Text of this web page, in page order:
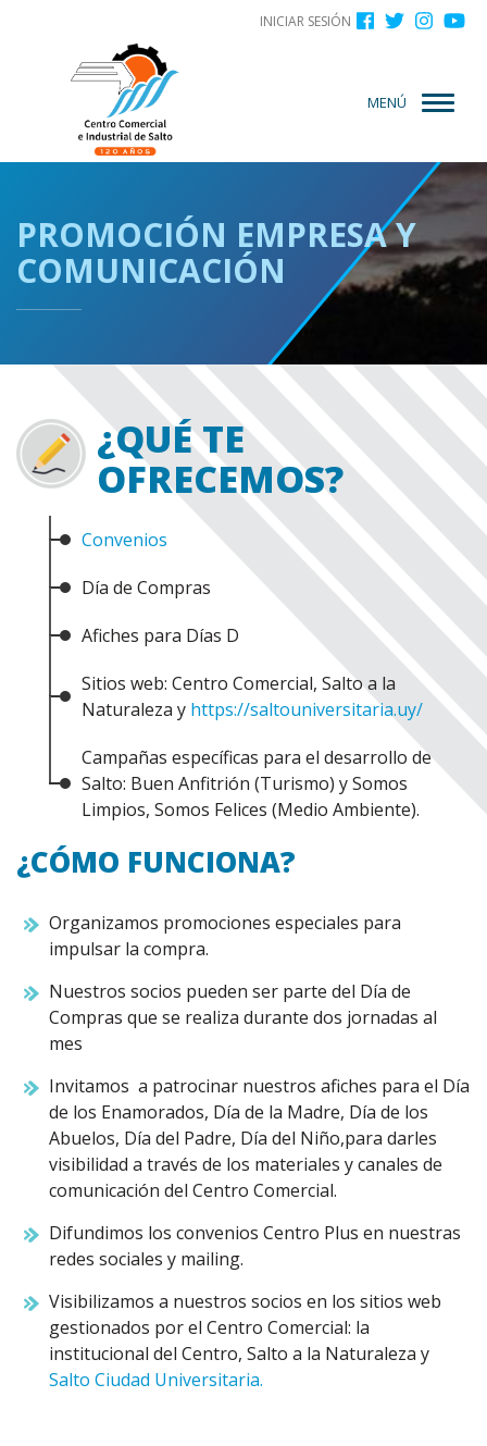
contenido
Menú
cuenta
usuario
INICIAR SESIÓN
MENÚ
PROMOCIÓN EMPRESA Y
COMUNICACIÓN
¿QUÉ TE
OFRECEMOS?
Convenios
Día de Compras
Afiches para Días D
Sitios web: Centro Comercial, Salto a la
Naturaleza y https://saltouniversitaria.uy/
Campañas específicas para el desarrollo de
Salto: Buen Anfitrión (Turismo) y Somos
Limpios, Somos Felices (Medio Ambiente).
¿CÓMO FUNCIONA?
Organizamos promociones especiales para
impulsar la compra.
Nuestros socios pueden ser parte del Día de
Compras que se realiza durante dos jornadas al
mes
Invitamos a patrocinar nuestros afiches para el Día
de los Enamorados, Día de la Madre, Día de los
Abuelos, Día del Padre, Día del Niño,para darles
visibilidad a través de los materiales y canales de
comunicación del Centro Comercial.
Difundimos los convenios Centro Plus en nuestras
redes sociales y mailing.
Visibilizamos a nuestros socios en los sitios web
gestionados por el Centro Comercial: la
institucional del Centro, Salto a la Naturaleza y
Salto Ciudad Universitaria.